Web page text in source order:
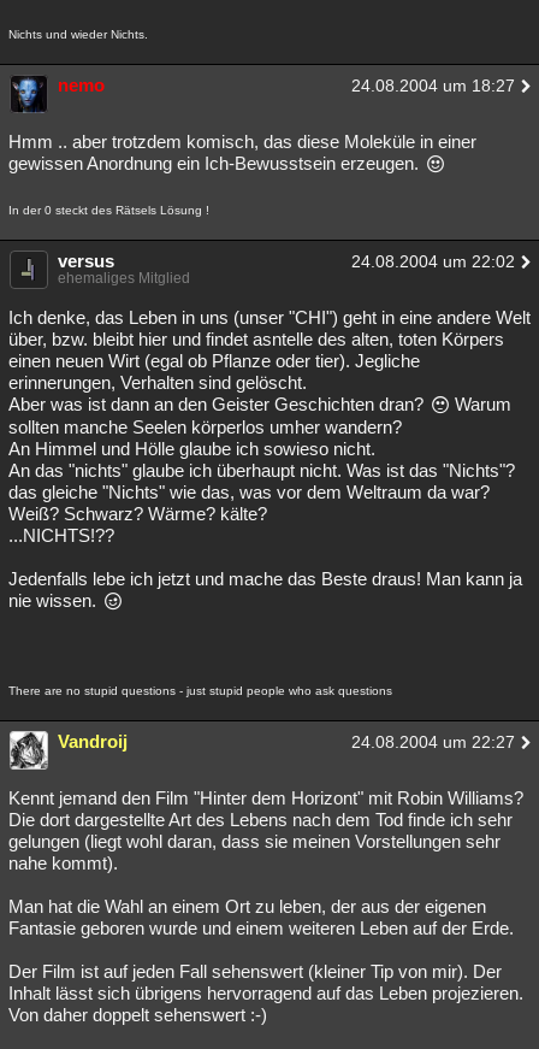
Nichts und wieder Nichts.
nemo 24.08.2004 um 18:27
Hmm .. aber trotzdem komisch, das diese Moleküle in einer
gewissen Anordnung ein Ich-Bewusstsein erzeugen.
In der 0 steckt des Rätsels Lösung !
versus 24.08.2004 um 22:02
ehemaliges Mitglied
Ich denke, das Leben in uns (unser "CHI") geht in eine andere Welt
über, bzw. bleibt hier und findet asntelle des alten, toten Körpers
einen neuen Wirt (egal ob Pflanze oder tier). Jegliche
erinnerungen, Verhalten sind gelöscht.
Aber was ist dann an den Geister Geschichten dran?
Warum
sollten manche Seelen körperlos umher wandern?
An Himmel und Hölle glaube ich sowieso nicht.
An das "nichts" glaube ich überhaupt nicht. Was ist das "Nichts"?
das gleiche "Nichts" wie das, was vor dem Weltraum da war?
Weiß? Schwarz? Wärme? kälte?
...NICHTS!??
Jedenfalls lebe ich jetzt und mache das Beste draus! Man kann ja
nie wissen.
There are no stupid questions - just stupid people who ask questions
Vandroij 24.08.2004 um 22:27
Kennt jemand den Film "Hinter dem Horizont" mit Robin Williams?
Die dort dargestellte Art des Lebens nach dem Tod finde ich sehr
gelungen (liegt wohl daran, dass sie meinen Vorstellungen sehr
nahe kommt).
Man hat die Wahl an einem Ort zu leben, der aus der eigenen
Fantasie geboren wurde und einem weiteren Leben auf der Erde.
Der Film ist auf jeden Fall sehenswert (kleiner Tip von mir). Der
Inhalt lässt sich übrigens hervorragend auf das Leben projezieren.
Von daher doppelt sehenswert :-)